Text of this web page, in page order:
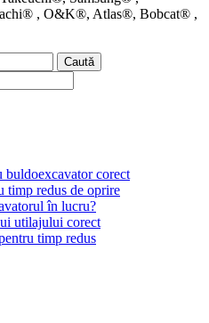
, O&K®, Atlas®, Bobcat® ,
buldoexcavator corect
timp redus de oprire
în lucru?
utilajului corect
timp redus